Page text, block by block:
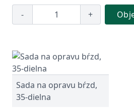
- +
Sada na opravu bŕzd,
35-dielna